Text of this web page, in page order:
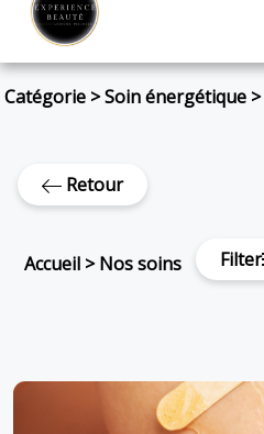
Catégorie >Soin énergétique >
Retour
Accueil >Nos soins Filter